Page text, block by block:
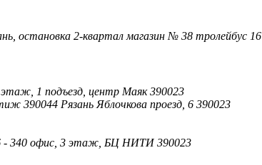
остановка 2-квартал магазин № 38 тролейбус 16
этаж, 1 подъезд, центр Маяк 390023
390044 Рязань Яблочкова проезд, 6 390023
6 - 340 офис, 3 этаж, БЦ НИТИ 390023